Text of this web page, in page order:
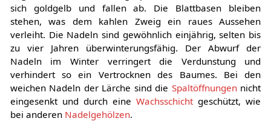
sich goldgelb und fallen ab. Die Blattbasen bleiben
stehen, was dem kahlen Zweig ein raues Aussehen
verleiht. Die Nadeln sind gewöhnlich einjährig, selten bis
zu vier Jahren überwinterungsfähig. Der Abwurf der
Nadeln im Winter verringert die Verdunstung und
verhindert so ein Vertrocknen des Baumes. Bei den
weichen Nadeln der Lärche sind die Spaltöffnungennicht
eingesenkt und durch eineWachsschicht geschützt, wie
bei anderen Nadelgehölzen.